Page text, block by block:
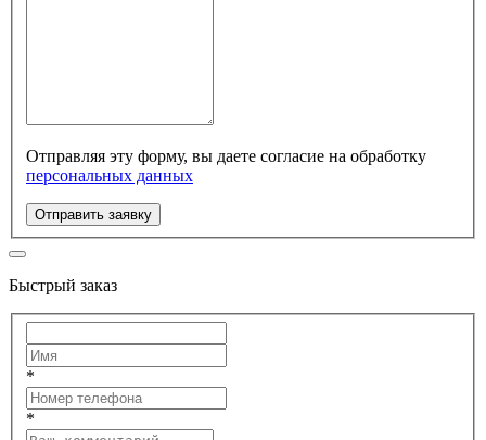
Отправляя эту форму, вы даете согласие на обработку
персональных данных
Отправить заявку
Быстрый заказ
*
*